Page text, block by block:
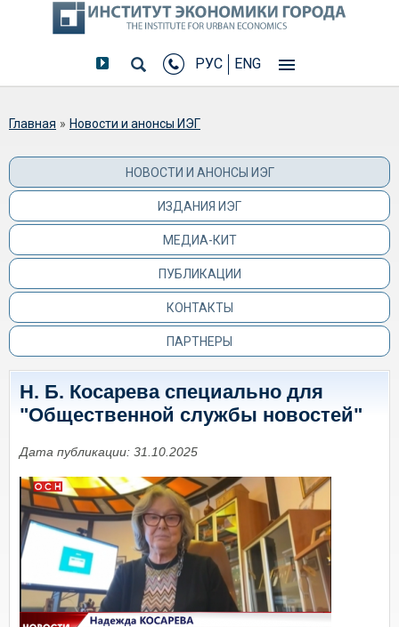
РУС ENG
Вы здесь
Главная » Новости и анонсы ИЭГ
НОВОСТИ И АНОНСЫ ИЭГ
ИЗДАНИЯ ИЭГ
МЕДИА-КИТ
ПУБЛИКАЦИИ
КОНТАКТЫ
ПАРТНЕРЫ
Н. Б. Косарева специально для
"Общественной службы новостей"
Дата публикации: 31.10.2025